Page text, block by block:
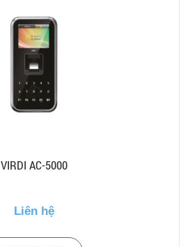
VIRDI AC-5000
Liên hệ